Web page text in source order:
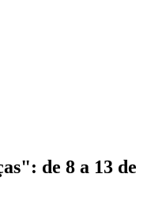
de 8 a 13 de